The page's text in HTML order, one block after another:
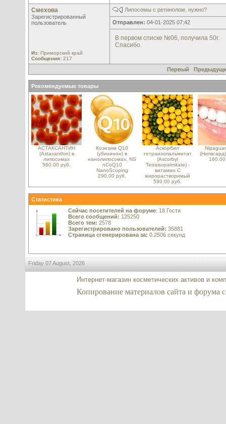
Смехова
Зарегистрированный
пользователь
Из: Приморский край
Сообщения: 217
Липосомы с ретинолом, нужно?
Отправлен: 04-01-2025 07:42
В первом списке №06, получила 50г.
Спасибо.
Первый
Рекомендуемые товары
АСТАКСАНТИН
(Astaxanthin) в
липосомах
560.00 руб.
Коэнзим Q10
(убихинон) в
нанолипосомах, NS
nCoQ10
NanoScoping
290.00 руб.
Аскорбил
тетраизопальмитат
(Ascorbyl
Tetraisopalmitate) -
витамин С
жирорастворимый
590.00 руб.
Статистика
Сейчас посетителей на форуме: 18 Гости
Всего сообщений: 125250
Всего тем: 2578
Зарегистрировано пользователей: 35881
Страница сгенерирована за: 0.2506 секунд
Friday 07 August, 2026
Интернет-магазин косметических активов и
Копирование материалов сайта и форума